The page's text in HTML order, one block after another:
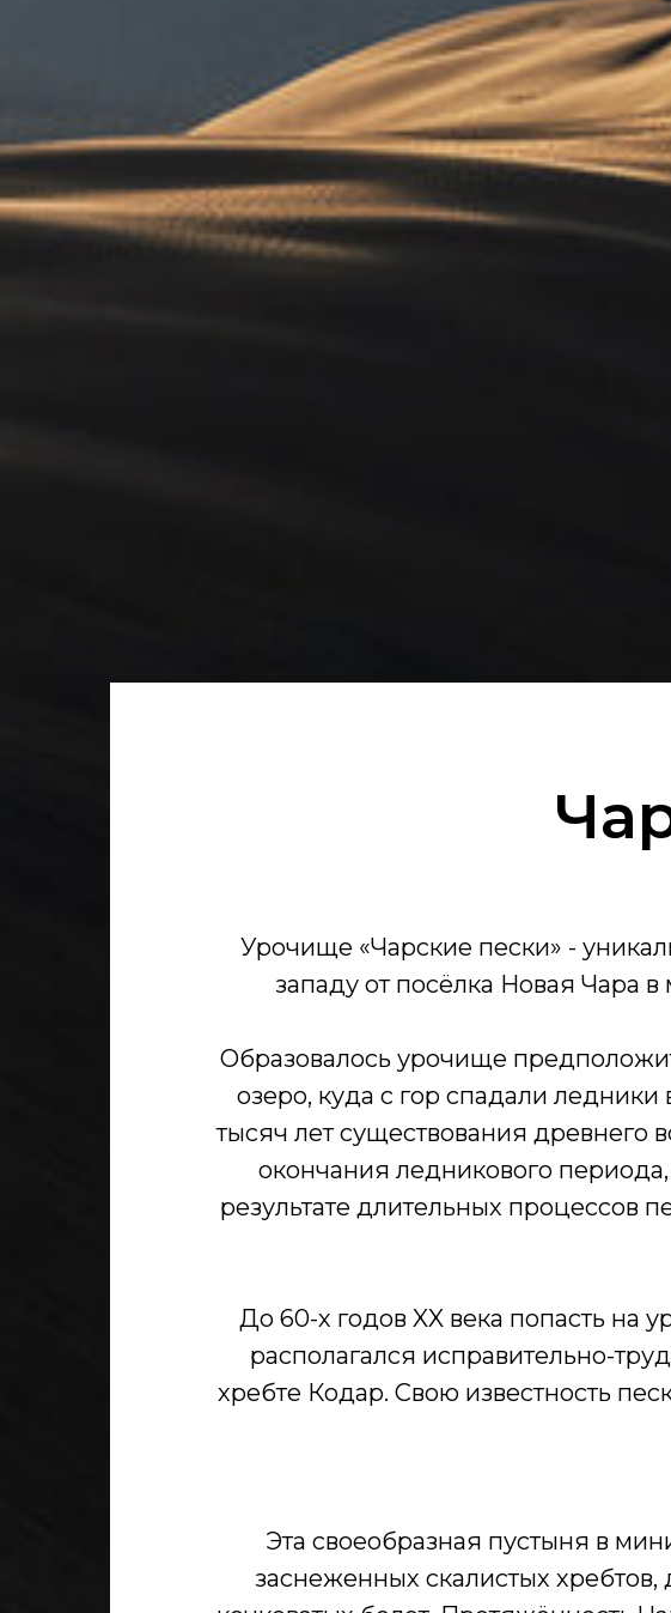
Урочище «Чарские пески» -
западу от посёлка Новая Чара
Образовалось урочище
озеро, куда с гор спадали ледники
тысяч лет существования древнего
окончания ледникового
результате длительных процессов
До 60-х годов XX века попасть на
располагался исправительно-
хребте Кодар. Свою известность
Эта своеобразная пустыня в
заснеженных скалистых